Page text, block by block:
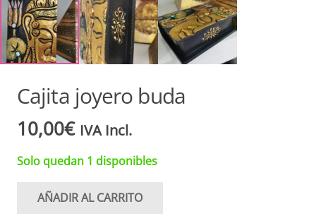
Cajita joyero buda
10,00€ IVA Incl.
Solo quedan 1 disponibles
Cajita
AÑADIR AL CARRITO